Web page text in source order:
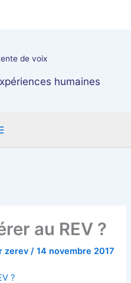
de voix
humaines
au REV ?
zerev/14 novembre 2017
?